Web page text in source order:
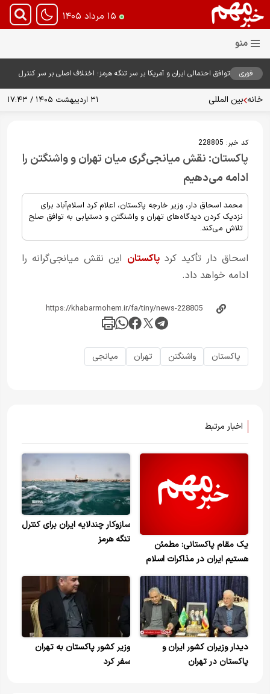
۱۵ مرداد ۱۴۰۵
فوری
توافق احتمالی ایران و آمریکا بر سر تنگه هرمز؛ اختلاف اصلی بر سر کنترل
خانه بین المللی ۳۱ اردیبهشت ۱۴۰۵ / ۱۷:۴۳
کد خبر: 228805
پاکستان: نقش میانجی‌گری میان تهران و واشنگتن را
ادامه می‌دهیم
محمد اسحاق دار، وزیر خارجه پاکستان، اعلام کرد اسلام‌آباد برای
نزدیک کردن دیدگاه‌های تهران و واشنگتن و دستیابی به توافق صلح
تلاش می‌کند.
اسحاق دار تأکید کردپاکستان این نقش میانجی‌گرانه را
ادامه خواهد داد.
پاکستان واشنگتن تهران میانجی
اخبار مرتبط
یک مقام پاکستانی: مطمئن
هستیم ایران در مذاکرات اسلام
آباد شرکت خواهد کرد
سازوکار چندلایه ایران برای کنترل
تنگه هرمز
دیدار وزیران کشور ایران و
پاکستان در تهران
وزیر کشور پاکستان به تهران
سفر کرد